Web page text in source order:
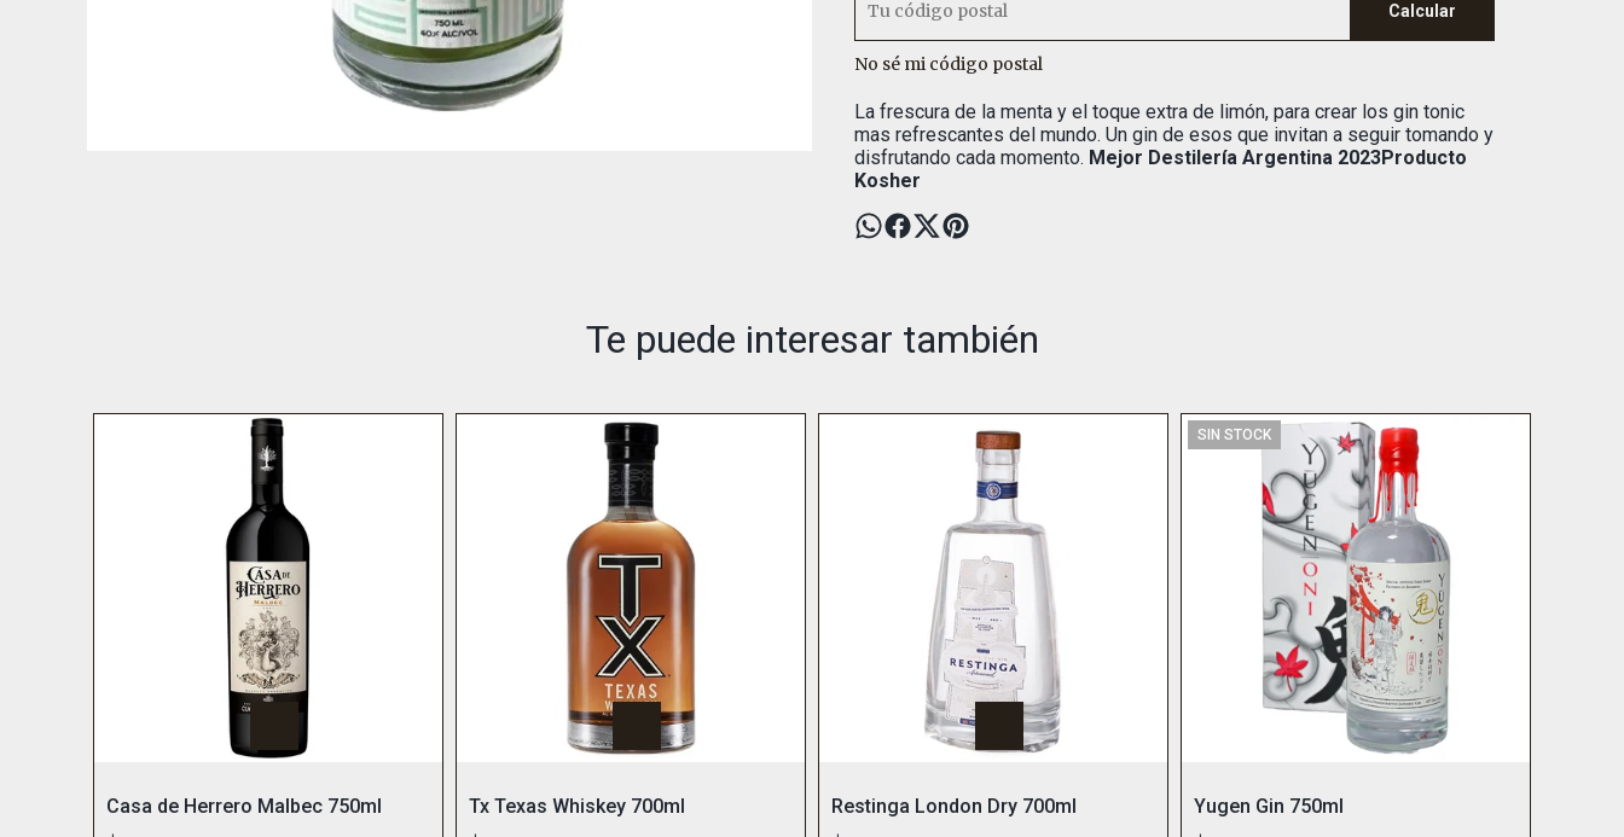
Calcular
No sé mi código postal
La frescura de la menta y el toque extra de limón, para crear los gin tonic
mas refrescantes del mundo. Un gin de esos que invitan a seguir tomando y
disfrutando cada momento. Mejor Destilería Argentina 2023Producto
Kosher
Te puede interesar también
Casa de Herrero Malbec 750ml Tx Texas Whiskey 700ml Restinga London Dry 700ml
SIN STOCK
Yugen Gin 750ml